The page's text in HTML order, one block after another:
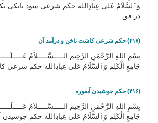
وَٱلسَّلَامُ عَلی عِبادِالله حکم شرعی سود بانکی
در فق
بِسْمِ اللهِ الرَّحْمَنِ الرَّحِيم الـــــسَّـــــلاَمُ
جَامِعِ الْكَلِم وَٱلسَّلَامُ عَلی عِبادِالله حکم شرعی
بِسْمِ اللهِ الرَّحْمَنِ الرَّحِيم الـــــسَّـــــلاَمُ
جَامِعِ الْكَلِم وَٱلسَّلَامُ عَلی عِبادِالله حکم جوشیدن